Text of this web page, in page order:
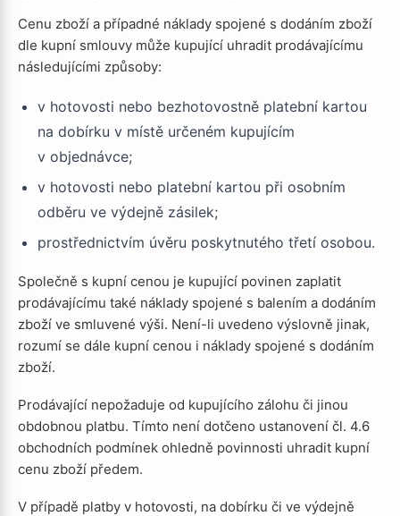
Cenu zboží a případné náklady spojené s dodáním zboží
dle kupní smlouvy může kupující uhradit prodávajícímu
následujícími způsoby:
v hotovosti nebo bezhotovostně platební kartou
na dobírku v místě určeném kupujícím
v objednávce;
v hotovosti nebo platební kartou při osobním
odběru ve výdejně zásilek;
prostřednictvím úvěru poskytnutého třetí osobou.
Společně s kupní cenou je kupující povinen zaplatit
prodávajícímu také náklady spojené s balením a dodáním
zboží ve smluvené výši. Není-li uvedeno výslovně jinak,
rozumí se dále kupní cenou i náklady spojené s dodáním
zboží.
Prodávající nepožaduje od kupujícího zálohu či jinou
obdobnou platbu. Tímto není dotčeno ustanovení čl. 4.6
obchodních podmínek ohledně povinnosti uhradit kupní
cenu zboží předem.
V případě platby v hotovosti, na dobírku či ve výdejně